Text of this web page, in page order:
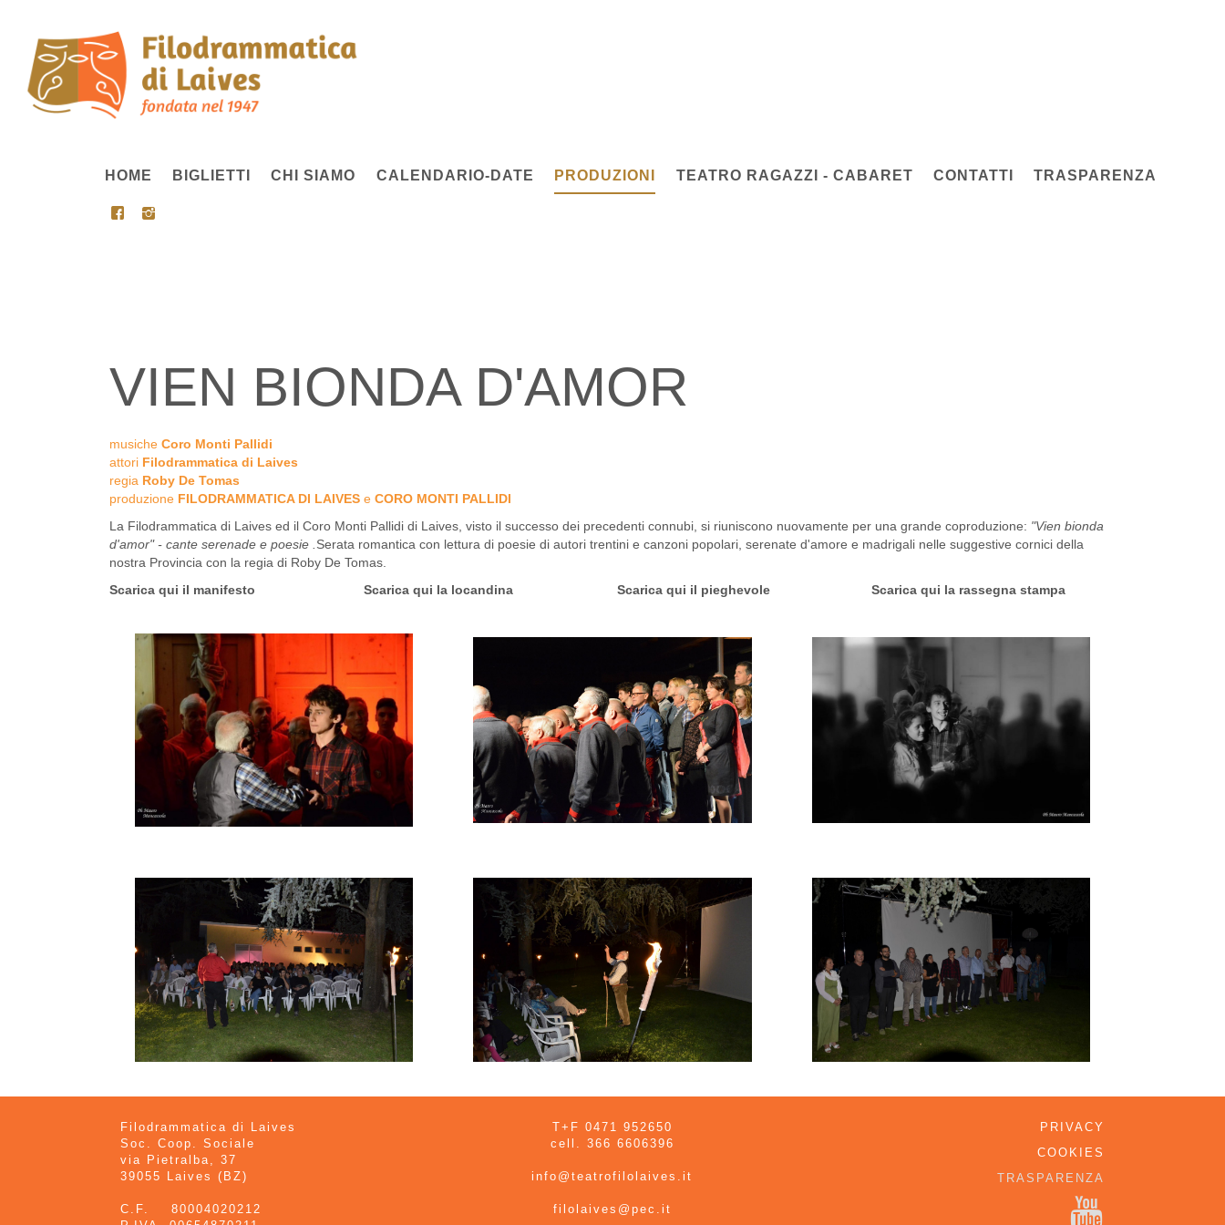
HOME BIGLIETTI CHI SIAMO CALENDARIO-DATE PRODUZIONI TEATRO RAGAZZI - CABARET CONTATTI TRASPARENZA
VIEN BIONDA D'AMOR
musiche Coro Monti Pallidi
attori Filodrammatica di Laives
regia Roby De Tomas
produzione FILODRAMMATICA DI LAIVES e CORO MONTI PALLIDI
La Filodrammatica di Laives ed il Coro Monti Pallidi di Laives, visto il successo dei precedenti connubi, si riuniscono nuovamente per una grande coproduzione: "Vien bionda
d'amor" - cante serenade e poesie .Serata romantica con lettura di poesie di autori trentini e canzoni popolari, serenate d'amore e madrigali nelle suggestive cornici della
nostra Provincia con la regia di Roby De Tomas.
Scarica qui il manifesto Scarica qui la locandina Scarica qui il pieghevole Scarica qui la rassegna stampa
Filodrammatica di Laives
Soc. Coop. Sociale
via Pietralba, 37
39055 Laives (BZ)
C.F. 80004020212
T+F 0471 952650
cell. 366 6606396
info@teatrofilolaives.it
filolaives@pec.it
PRIVACY
COOKIES
TRASPARENZA